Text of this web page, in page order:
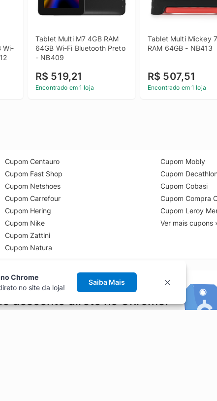
Wi-
Tablet Multi M7 4GB RAM
64GB Wi-Fi Bluetooth Preto
- NB409
R$ 519,21
Encontrado em 1 loja
Tablet Multi Mickey
RAM 64GB - NB413
R$ 507,51
Encontrado em 1 loja
Cupom Centauro
Cupom Fast Shop
Cupom Netshoes
Cupom Carrefour
Cupom Hering
Cupom Nike
Cupom Zattini
Cupom Natura
Cupom Mobly
Cupom
Cupom Cobasi
Cupom Compra
Cupom Leroy
Ver mais cupons
desconto direto no Chrome!
Chrome
no site da loja!
Saiba Mais